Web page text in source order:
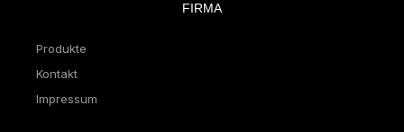
FIRMA
Produkte
Kontakt
Impressum